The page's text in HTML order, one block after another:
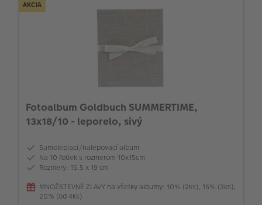
AKCIA
Fotoalbum Goldbuch SUMMERTIME,
13x18/10 - leporelo, sivý
Samolepiaci/nalepovací album
Na 10 fotiek s rozmerom 10x15cm
Rozmery: 15,5 x 19 cm
MNOŽSTEVNÉ ZĽAVY na všetky albumy: 10% (2ks), 15% (3ks),
20% (od 4ks)